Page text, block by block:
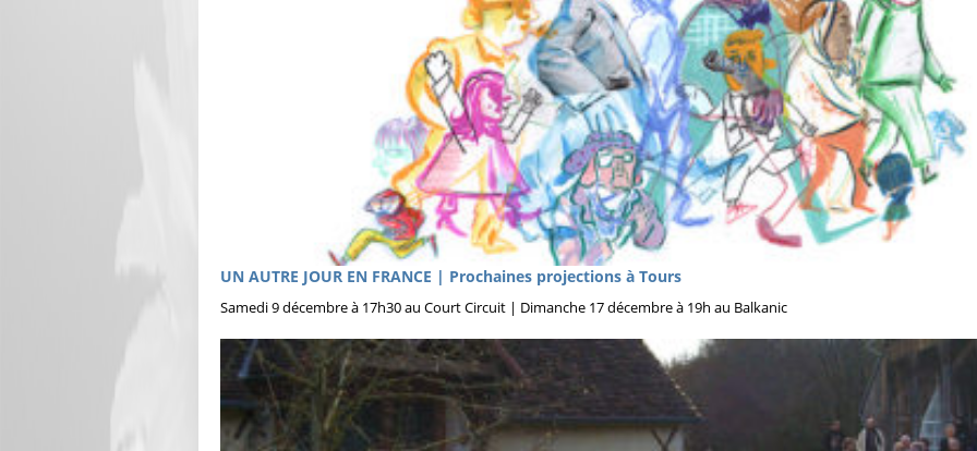
UN AUTRE JOUR EN FRANCE | Prochaines projections à Tours
Samedi 9 décembre à 17h30 au Court Circuit | Dimanche 17 décembre à 19h au Balkanic